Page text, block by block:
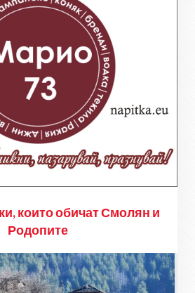
които обичат Смолян и
Родопите